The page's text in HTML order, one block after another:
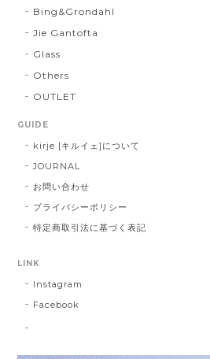
Bing&Grondahl
Jie Gantofta
Glass
Others
OUTLET
GUIDE
kirje [キルイェ]について
JOURNAL
お問い合わせ
プライバシーポリシー
特定商取引法に基づく表記
LINK
Instagram
Facebook